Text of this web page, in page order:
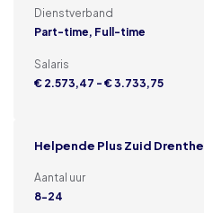
Dienstverband
Part-time, Full-time
Salaris
€ 2.573,47 - € 3.733,75
Helpende Plus Zuid Drenthe
Aantal uur
8-24